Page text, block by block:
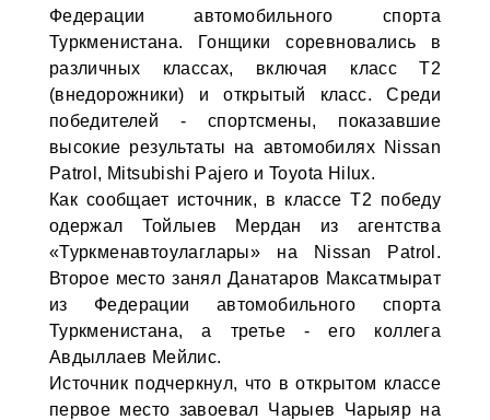
Федерации автомобильного спорта
Туркменистана. Гонщики соревновались в
различных классах, включая класс Т2
(внедорожники) и открытый класс. Среди
победителей - спортсмены, показавшие
высокие результаты на автомобилях Nissan
Patrol, Mitsubishi Pajero и Toyota Hilux.
Как сообщает источник, в классе Т2 победу
одержал Тойлыев Мердан из агентства
«Туркменавтоулаглары» на Nissan Patrol.
Второе место занял Данатаров Максатмырат
из Федерации автомобильного спорта
Туркменистана, а третье - его коллега
Авдыллаев Мейлис.
Источник подчеркнул, что в открытом классе
первое место завоевал Чарыев Чарыяр на